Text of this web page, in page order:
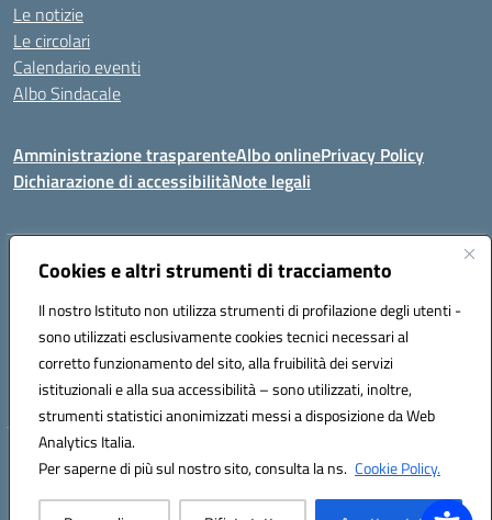
Cookies e altri strumenti di tracciamento
Il nostro Istituto non utilizza strumenti di profilazione degli utenti -
sono utilizzati esclusivamente cookies tecnici necessari al
corretto funzionamento del sito, alla fruibilità dei servizi
istituzionali e alla sua accessibilità – sono utilizzati, inoltre,
strumenti statistici anonimizzati messi a disposizione da Web
Analytics Italia.
Per saperne di più sul nostro sito, consulta la ns. Cookie Policy.
Le notizie
Le circolari
Calendario eventi
Albo Sindacale
Amministrazione trasparenteAlbo onlinePrivacy Policy
Dichiarazione di accessibilitàNote legali
Indirizzo:Via Felice Cavallotti, 15 -84020 - Oliveto Citra
Posta elettronica certificata (PEC):saic81300d@pec.istruzione.it
Codice fiscale: 82005110653
Codice meccanografico: SAIC81300D
Hosting & Powered by 3D Solution S.r.l.
Concept & Design by Designers Italia